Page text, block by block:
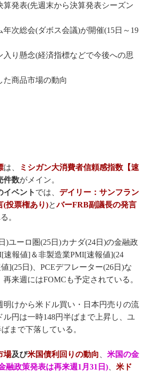
算発表(先週末から決算発表シーズン
年次総会(ダボス会議)が開催(15日～19
入り懸念(経済指標などで今後への思
た商品市場の動向
は、
ミシガン大消費者信頼感指数【速
件数がメイン。
イベント では、 デイリー：サンフラン
(投票権あり)とバーFRB副議長の発言
。
)ユーロ圏(25日)カナダ(24日)の金融政
速報値]＆非製造業PMI[速報値](24
](25日)、PCEデフレーター(26日)な
来週にはFOMCも予定されている。
明けから米ドル買い・日本円売りの流
円は一時148円半ばまで上昇し、ユ
まで下落している。
場及び米国債利回りの動向 、 米国の金
融政策発表は再来週1月31日)、 米ド